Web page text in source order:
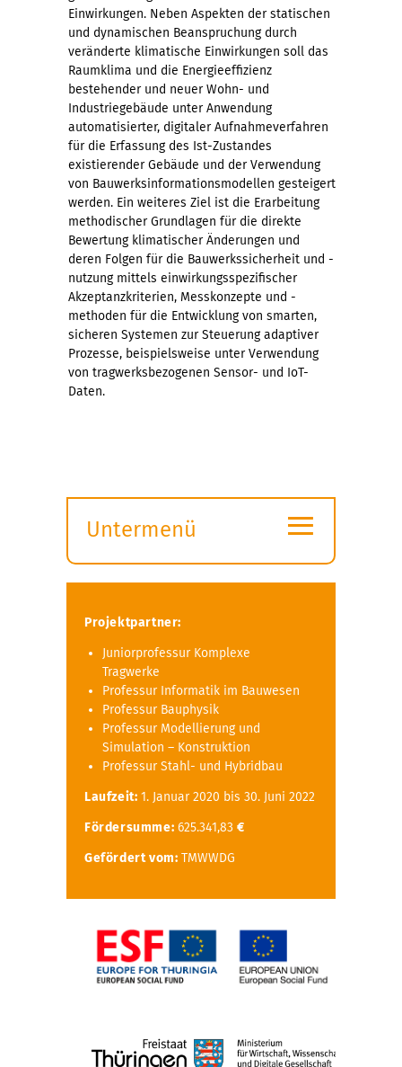
Einwirkungen. Neben Aspekten der statischen
und dynamischen Beanspruchung durch
veränderte klimatische Einwirkungen soll das
Raumklima und die Energieeffizienz
bestehender und neuer Wohn- und
Industriegebäude unter Anwendung
automatisierter, digitaler Aufnahmeverfahren
für die Erfassung des Ist-Zustandes
existierender Gebäude und der Verwendung
von Bauwerksinformationsmodellen gesteigert
werden. Ein weiteres Ziel ist die Erarbeitung
methodischer Grundlagen für die direkte
Bewertung klimatischer Änderungen und
deren Folgen für die Bauwerkssicherheit und -
nutzung mittels einwirkungsspezifischer
Akzeptanzkriterien, Messkonzepte und -
methoden für die Entwicklung von smarten,
sicheren Systemen zur Steuerung adaptiver
Prozesse, beispielsweise unter Verwendung
von tragwerksbezogenen Sensor- und IoT-
Daten.
Untermenü
öffnen
≡
Projektpartner:
Juniorprofessur Komplexe
Tragwerke
Professur Informatik im Bauwesen
Professur Bauphysik
Professur Modellierung und
Simulation – Konstruktion
Professur Stahl- und Hybridbau
Laufzeit: 1. Januar 2020 bis 30. Juni 2022
Fördersumme: 625.341,83€
Gefördert vom: TMWWDG